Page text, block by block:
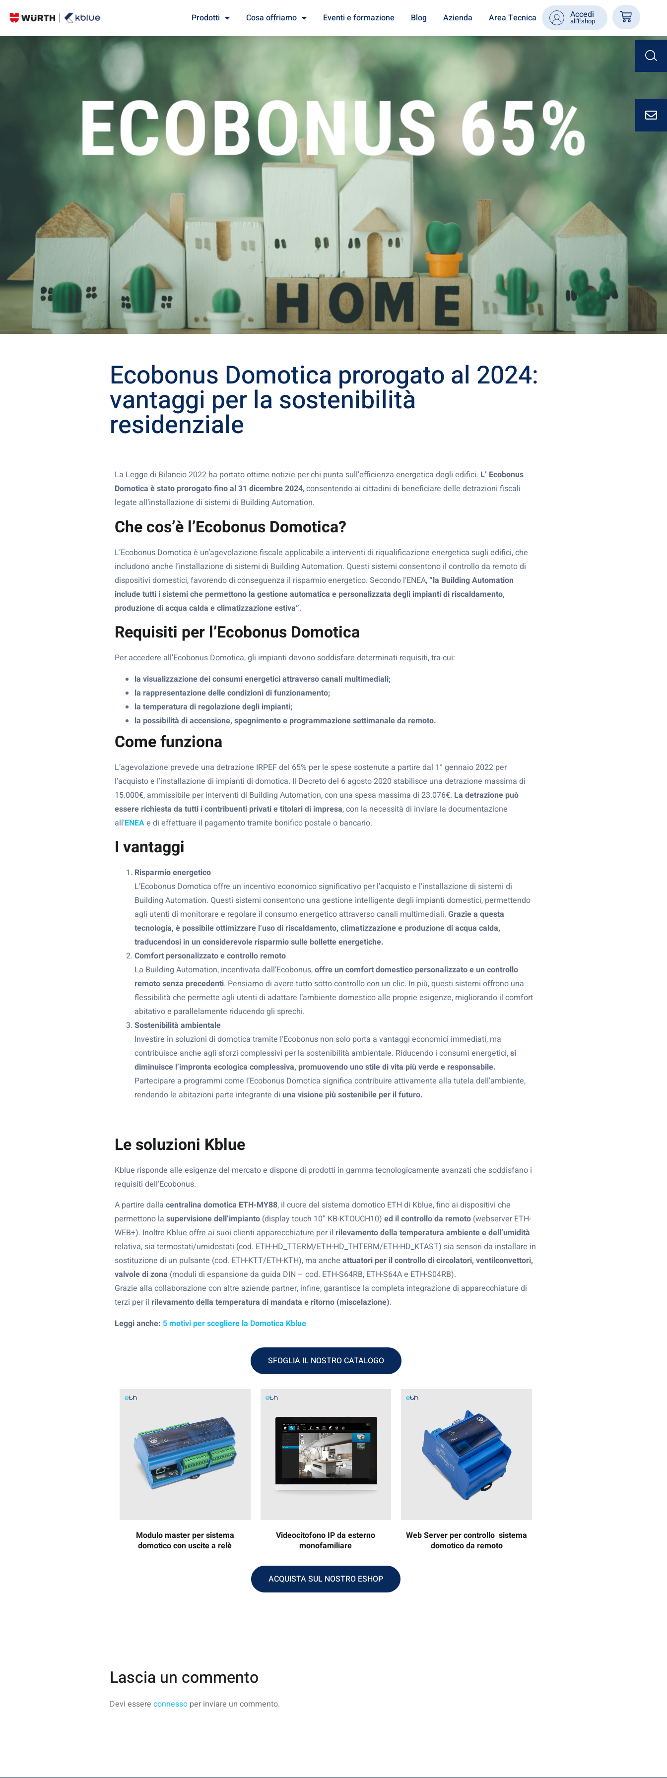
Prodotti Cosa offriamo Eventi e formazione Blog Azienda Area Tecnica Accedi
all'Eshop
Ecobonus Domotica prorogato al 2024:
vantaggi per la sostenibilità
residenziale
La Legge di Bilancio 2022 ha portato ottime notizie per chi punta sull’efficienza energetica degli edifici. L’ Ecobonus
Domotica è stato prorogato fino al 31 dicembre 2024, consentendo ai cittadini di beneficiare delle detrazioni fiscali
legate all’installazione di sistemi di Building Automation.
Che cos’è l’Ecobonus Domotica?
L’Ecobonus Domotica è un’agevolazione fiscale applicabile a interventi di riqualificazione energetica sugli edifici, che
includono anche l’installazione di sistemi di Building Automation. Questi sistemi consentono il controllo da remoto di
dispositivi domestici, favorendo di conseguenza il risparmio energetico. Secondo l’ENEA, “la Building Automation
include tutti i sistemi che permettono la gestione automatica e personalizzata degli impianti di riscaldamento,
produzione di acqua calda e climatizzazione estiva”.
Requisiti per l’Ecobonus Domotica
Per accedere all’Ecobonus Domotica, gli impianti devono soddisfare determinati requisiti, tra cui:
la visualizzazione dei consumi energetici attraverso canali multimediali;
la rappresentazione delle condizioni di funzionamento;
la temperatura di regolazione degli impianti;
la possibilità di accensione, spegnimento e programmazione settimanale da remoto.
Come funziona
L’agevolazione prevede una detrazione IRPEF del 65% per le spese sostenute a partire dal 1° gennaio 2022 per
l’acquisto e l’installazione di impianti di domotica. Il Decreto del 6 agosto 2020 stabilisce una detrazione massima di
15.000€, ammissibile per interventi di Building Automation, con una spesa massima di 23.076€. La detrazione può
essere richiesta da tutti i contribuenti privati e titolari di impresa, con la necessità di inviare la documentazione
all’ENEAe di effettuare il pagamento tramite bonifico postale o bancario.
I vantaggi
Risparmio energetico
L’Ecobonus Domotica offre un incentivo economico significativo per l’acquisto e l’installazione di sistemi di
Building Automation. Questi sistemi consentono una gestione intelligente degli impianti domestici, permettendo
agli utenti di monitorare e regolare il consumo energetico attraverso canali multimediali. Grazie a questa
tecnologia, è possibile ottimizzare l’uso di riscaldamento, climatizzazione e produzione di acqua calda,
traducendosi in un considerevole risparmio sulle bollette energetiche.
Comfort personalizzato e controllo remoto
La Building Automation, incentivata dall’Ecobonus,offre un comfort domestico personalizzato e un controllo
remoto senza precedenti. Pensiamo di avere tutto sotto controllo con un clic. In più, questi sistemi offrono una
flessibilità che permette agli utenti di adattare l’ambiente domestico alle proprie esigenze, migliorando il comfort
abitativo e parallelamente riducendo gli sprechi.
Sostenibilità ambientale
Investire in soluzioni di domotica tramite l’Ecobonus non solo porta a vantaggi economici immediati, ma
contribuisce anche agli sforzi complessivi per la sostenibilità ambientale. Riducendo i consumi energetici,si
diminuisce l’impronta ecologica complessiva, promuovendo uno stile di vita più verde e responsabile.
Partecipare a programmi come l’Ecobonus Domotica significa contribuire attivamente alla tutela dell’ambiente,
rendendo le abitazioni parte integrante di una visione più sostenibile per il futuro.
Le soluzioni Kblue
Kblue risponde alle esigenze del mercato e dispone di prodotti in gamma tecnologicamente avanzati che soddisfano i
requisiti dell’Ecobonus.
A partire dalla centralina domotica ETH-MY88, il cuore del sistema domotico ETH di Kblue, fino ai dispositivi che
permettono la supervisione dell’impianto (display touch 10″ KB-KTOUCH10) ed il controllo da remoto (webserver ETH-
WEB+). Inoltre Kblue offre ai suoi clienti apparecchiature per il rilevamento della temperatura ambiente e dell’umidità
relativa, sia termostati/umidostati (cod. ETH-HD_TTERM/ETH-HD_THTERM/ETH-HD_KTAST) sia sensori da installare in
sostituzione di un pulsante (cod. ETH-KTT/ETH-KTH), ma anche attuatori per il controllo di circolatori, ventilconvettori,
valvole di zona (moduli di espansione da guida DIN – cod. ETH-S64RB, ETH-S64A e ETH-S04RB).
Grazie alla collaborazione con altre aziende partner, infine, garantisce la completa integrazione di apparecchiature di
terzi per il rilevamento della temperatura di mandata e ritorno (miscelazione).
Leggi anche: 5 motivi per scegliere la Domotica Kblue
SFOGLIA IL NOSTRO CATALOGO
Modulo master per sistema
domotico con uscite a relè
Videocitofono IP da esterno
monofamiliare
Web Server per controllo sistema
domotico da remoto
ACQUISTA SUL NOSTRO ESHOP
Lascia un commento
Devi essere connesso per inviare un commento.